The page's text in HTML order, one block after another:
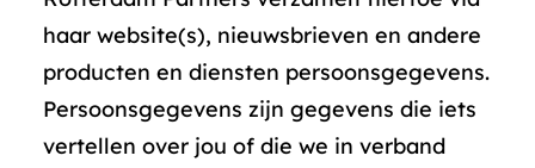
haar website(s), nieuwsbrieven en andere
producten en diensten persoonsgegevens.
Persoonsgegevens zijn gegevens die iets
vertellen over jou of die we in verband